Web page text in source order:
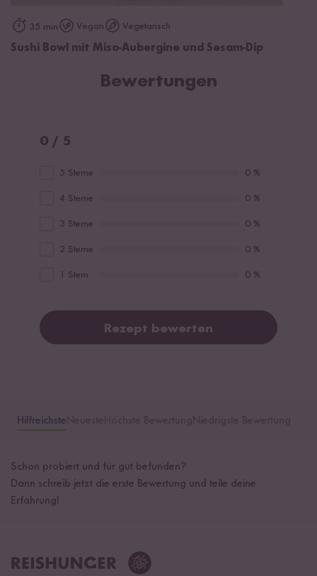
35 min Vegan Vegetarisch
Sushi Bowl mit Miso-Aubergine und Sesam-Dip
Bewertungen
0 / 5
5 Sterne 0 %
4 Sterne 0 %
3 Sterne 0 %
2 Sterne 0 %
1 Stern 0 %
Rezept bewerten
Hilfreichste
Schon probiert und für gut befunden?
Dann schreib jetzt die erste Bewertung und teile deine
Erfahrung!